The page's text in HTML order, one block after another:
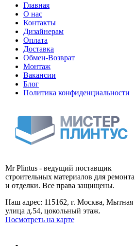
Главная
О нас
Контакты
Дизайнерам
Оплата
Доставка
Обмен-Возврат
Монтаж
Вакансии
Блог
Политика конфиденциальности
Mr Plintus - ведущий поставщик
строительных материалов для ремонта
и отделки. Все права защищены.
Наш адрес: 115162, г. Москва, Мытная
улица д.54, цокольный этаж.
Посмотреть на карте